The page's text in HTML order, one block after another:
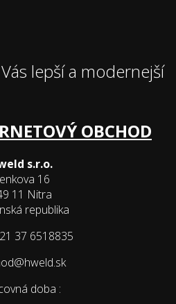
lepší a modernejší
OBCHOD
s.r.o.
16
11 Nitra
republika
37 6518835
doba :